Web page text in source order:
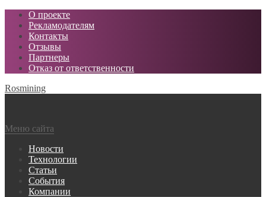
О проекте
Рекламодателям
Контакты
Отзывы
Партнеры
Отказ от ответственности
Rosmining
Меню сайта
Новости
Технологии
Статьи
События
Компании